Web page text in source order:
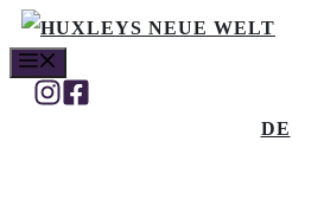
Skip
to
content
DE